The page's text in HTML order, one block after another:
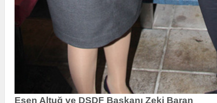
Esen Altuğ ve DSDF Başkanı Zeki Baran